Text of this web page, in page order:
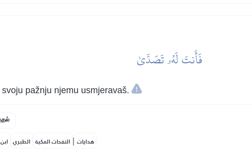
فَأَنتَ لَهُۥ تَصَدَّىٰ
pažnju njemu usmjeravaš.
الطبري النفحات المكية | هدايات